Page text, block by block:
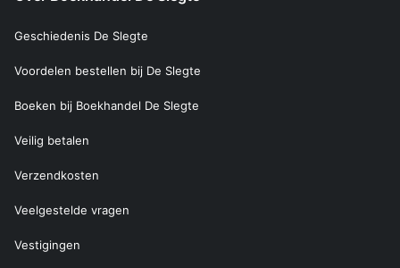
Geschiedenis De Slegte
Voordelen bestellen bij De Slegte
Boeken bij Boekhandel De Slegte
Veilig betalen
Verzendkosten
Veelgestelde vragen
Vestigingen